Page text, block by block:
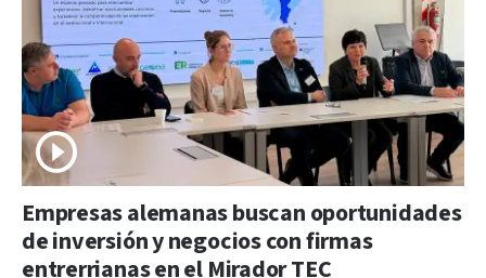
Empresas alemanas buscan oportunidades
de inversión y negocios con firmas
entrerrianas en el Mirador TEC